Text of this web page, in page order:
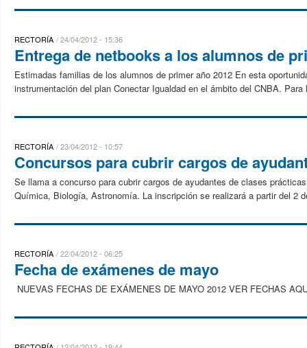
RECTORÍA 24/04/2012 - 15:36
Entrega de netbooks a los alumnos de
Estimadas familias de los alumnos de primer año 2012 En esta
instrumentación del plan Conectar Igualdad en el ámbito del CNBA.
RECTORÍA 23/04/2012 - 10:57
Concursos para cubrir cargos de
Se llama a concurso para cubrir cargos de ayudantes de clases
Química, Biología, Astronomía. La inscripción se realizará a partir del 2
RECTORÍA 22/04/2012 - 06:25
Fecha de exámenes de mayo
NUEVAS FECHAS DE EXÁMENES DE MAYO 2012 VER FECHAS